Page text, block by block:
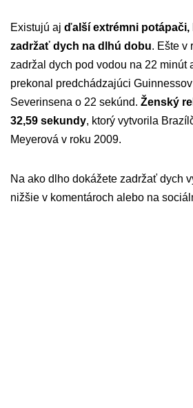
Existujú aj ďalší extrémni
zadržať dych na dlhú dobu. Ešte v
zadržal dych pod vodou na 22 minút
prekonal predchádzajúci
Severinsena o 22 sekúnd. Ženský
32,59 sekundy, ktorý vytvorila
Meyerová v roku 2009.
Na ako dlho dokážete zadržať dych
nižšie v komentároch alebo na